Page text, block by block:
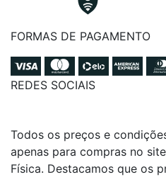
FORMAS DE PAGAMENTO
REDES SOCIAIS
Todos os preços e
apenas para compras no
Física. Destacamos que os